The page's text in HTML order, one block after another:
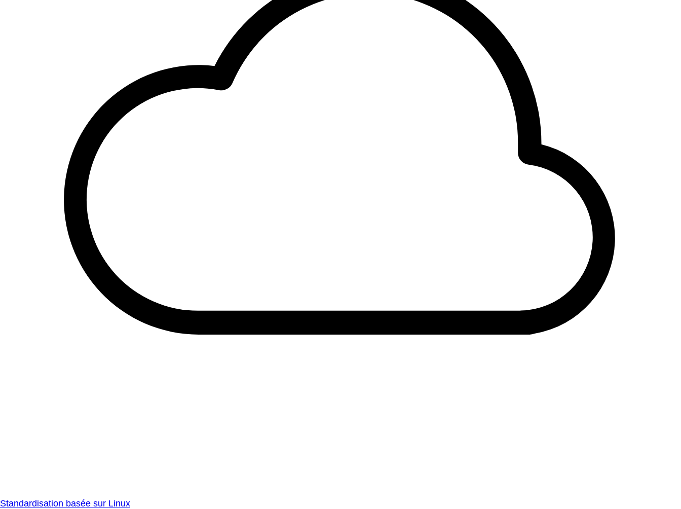
Standardisation basée sur Linux